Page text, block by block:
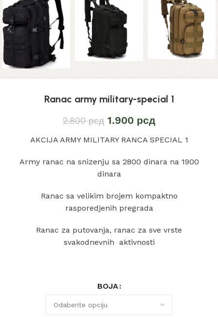
Ranac army military-special 1
2.800рсд 1.900 рсд
AKCIJA ARMY MILITARY RANCA SPECIAL 1
Army ranac na snizenju sa 2800 dinara na 1900
dinara
Ranac sa velikim brojem kompaktno
rasporedjenih pregrada
Ranac za putovanja, ranac za sve vrste
svakodnevnih aktivnosti
BOJA